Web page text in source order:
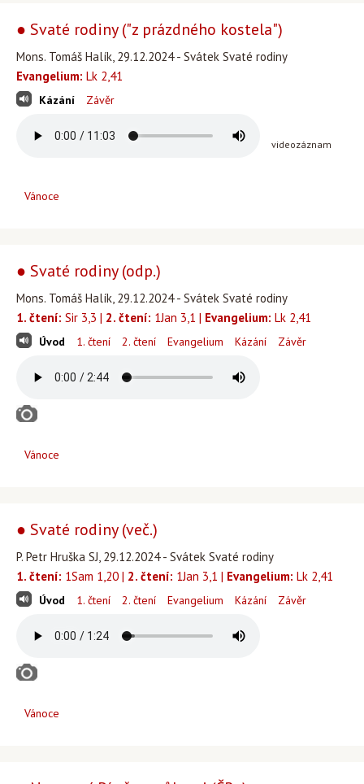
● Svaté rodiny ("z prázdného kostela")
Mons. Tomáš Halík, 29.12.2024 - Svátek Svaté rodiny
Evangelium: Lk 2,41
Kázání Závěr
videozáznam
Vánoce
● Svaté rodiny (odp.)
Mons. Tomáš Halík, 29.12.2024 - Svátek Svaté rodiny
1. čtení: Sir 3,3 | 2. čtení: 1Jan 3,1 | Evangelium: Lk 2,41
Úvod 1. čtení 2. čtení Evangelium Kázání Závěr
Vánoce
● Svaté rodiny (več.)
P. Petr Hruška SJ, 29.12.2024 - Svátek Svaté rodiny
1. čtení: 1Sam 1,20 | 2. čtení: 1Jan 3,1 | Evangelium: Lk 2,41
Úvod 1. čtení 2. čtení Evangelium Kázání Závěr
Vánoce